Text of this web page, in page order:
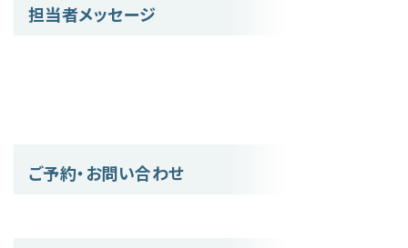
担当者メッセージ
ご予約・お問い合わせ